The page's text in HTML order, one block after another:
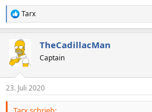
R
e
i
e
n
Tarx
TheCadillacMan
Captain
23. Juli 2020